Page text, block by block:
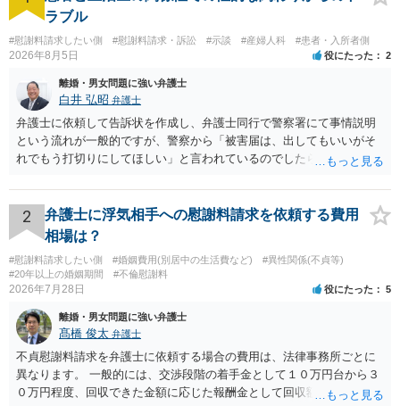
ラブル
#慰謝料請求したい側 #慰謝料請求・訴訟 #示談 #産婦人科 #患者・入所者側
2026年8月5日 役にたった 2
離婚・男女問題に強い弁護士
白井 弘昭 弁護士
弁護士に依頼して告訴状を作成し、弁護士同行で警察署にて事情説明
という流れが一般的ですが、警察から「被害届は、出してもいいがそ
れでもう打切りにしてほしい」と言われているのでしたら、あまり結
検察庁に訴えるのもありかもしれないですが、実際に捜査をするの
は、結局所轄だと思われますので、やはり結論は変わらないかもしれ
ないです。 一度、最寄りの「刑事に強い」とうたっている弁護士に相
談してみてはいかがでしょうか。 以上、ご参考まで。
2
弁護士に浮気相手への慰謝料請求を依頼する費用
相場は？
#慰謝料請求したい側 #婚姻費用(別居中の生活費など)
#異性関係(不貞等)
#20年以上の婚姻期間
#不倫慰謝料
2026年7月28日 役にたった 5
離婚・男女問題に強い弁護士
髙橋 俊太 弁護士
不貞慰謝料請求を弁護士に依頼する場合の費用は、法律事務所ごとに
異なります。 一般的には、交渉段階の着手金として１０万円台から３
０万円程度、回収できた金額に応じた報酬金として回収額の１０％か